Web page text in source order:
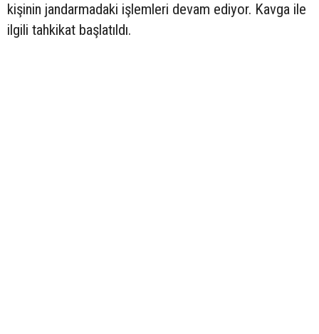
kişinin jandarmadaki işlemleri devam ediyor. Kavga ile
ilgili tahkikat başlatıldı.